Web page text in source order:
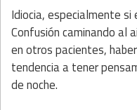
Idiocia, especialmente
Confusión caminando al
en otros pacientes,
tendencia a tener
de noche.